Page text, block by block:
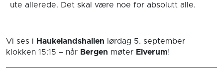
ute allerede. Det skal være noe for absolutt alle.
Vi ses i Haukelandshallen lørdag 5. september
klokken 15:15 – når Bergen møter Elverum!